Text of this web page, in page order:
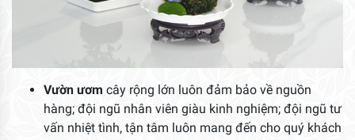
Vườn ươm cây rộng lớn luôn đảm bảo về nguồn
hàng; đội ngũ nhân viên giàu kinh nghiệm; đội ngũ tư
vấn nhiệt tình, tận tâm luôn mang đến cho quý khách